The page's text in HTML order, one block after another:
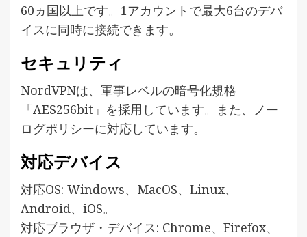
60ヵ国以上です。1アカウントで最大6台のデバ
イスに同時に接続できます。
セキュリティ
NordVPNは、軍事レベルの暗号化規格
「AES256bit」を採用しています。また、ノー
ログポリシーに対応しています。
対応デバイス
対応OS: Windows、MacOS、Linux、
Android、iOS。
対応ブラウザ・デバイス: Chrome、Firefox、